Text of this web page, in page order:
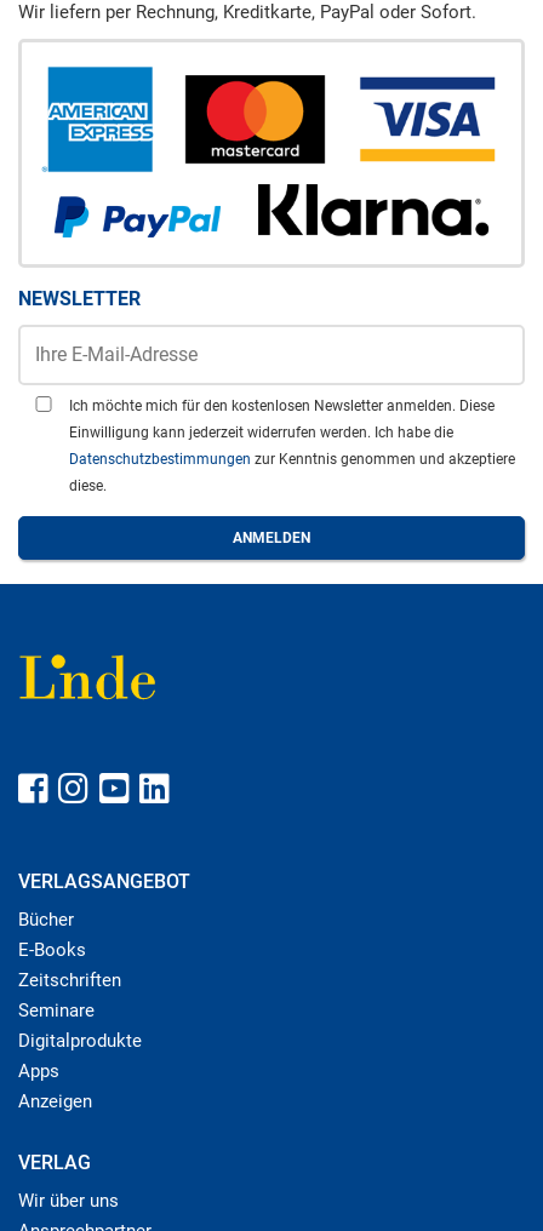
Wir liefern per Rechnung, Kreditkarte, PayPal oder Sofort.
NEWSLETTER
Ich möchte mich für den kostenlosen Newsletter anmelden. Diese
Einwilligung kann jederzeit widerrufen werden. Ich habe die
Datenschutzbestimmungen zur Kenntnis genommen und akzeptiere
diese.
VERLAGSANGEBOT
Bücher
E-Books
Zeitschriften
Seminare
Digitalprodukte
Apps
Anzeigen
VERLAG
Wir über uns